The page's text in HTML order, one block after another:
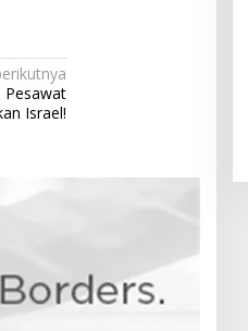
Pesawat
Israel!
Istana Dibuka,
Berebut Kuota
|